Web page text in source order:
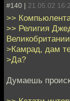
#140 | 21.05.02
>>
>> Религия
Великобритании
>Камрад, дам
>Да?
Думаешь